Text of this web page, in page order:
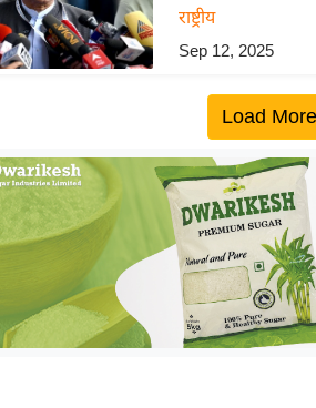
राष्ट्रीय
Sep 12, 2025
Load